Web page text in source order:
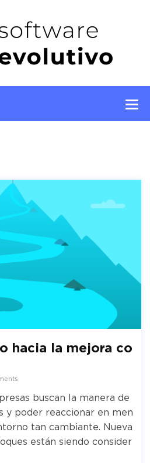
hacia la mejora co
buscan la manera de
y poder reaccionar en men
tan cambiante. Nueva
están siendo consider